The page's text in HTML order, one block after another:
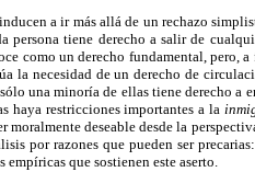
a ir más allá de un rechazo
persona tiene derecho a salir de
como un derecho fundamental, pero, a
la necesidad de un derecho de
una minoría de ellas tiene derecho a
haya restricciones importantes a la
deseable desde la
por razones que pueden ser
que sostienen este aserto.